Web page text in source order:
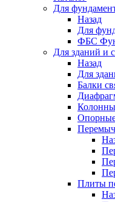
Для
Назад
Для
ФБС
Для зданий и
Назад
Для
Балки
Плиты